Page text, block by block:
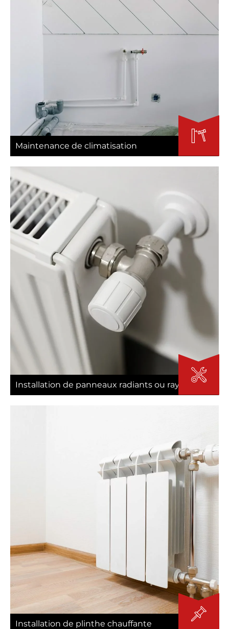
Maintenance de climatisation
Installation de panneaux radiants ou rayonnants
Installation de plinthe chauffante